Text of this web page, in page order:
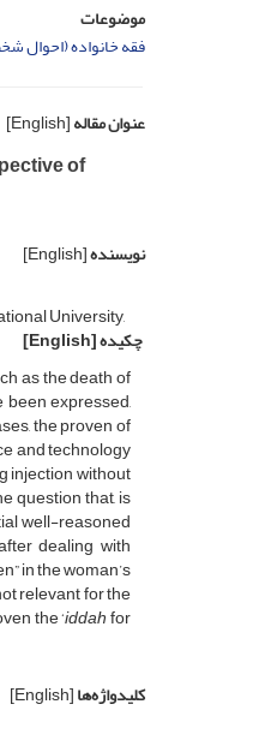
موضوعات
فقه خانواده (احوال
عنوان مقاله[English]
of
نویسنده[English]
University,
چکیده[English]
as the death of
expressed,
the proven of
and technology
injection without
question that, is
well-reasoned
dealing with
in the woman’s
relevant for the
the ‘iddahfor
کلیدواژه‌ها[English]